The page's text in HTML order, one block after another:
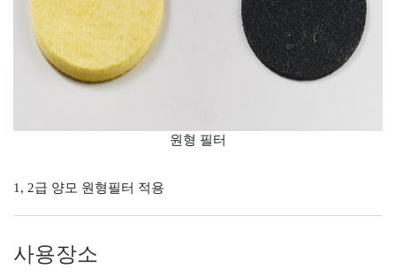
원형 필터
1, 2급 양모 원형필터 적용
사용장소